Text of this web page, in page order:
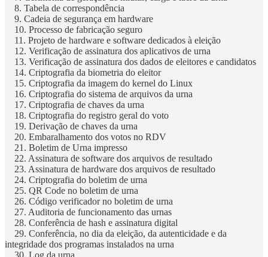
8. Tabela de correspondência
9. Cadeia de segurança em hardware
10. Processo de fabricação seguro
11. Projeto de hardware e software dedicados à eleição
12. Verificação de assinatura dos aplicativos de urna
13. Verificação de assinatura dos dados de eleitores e candidatos
14. Criptografia da biometria do eleitor
15. Criptografia da imagem do kernel do Linux
16. Criptografia do sistema de arquivos da urna
17. Criptografia de chaves da urna
18. Criptografia do registro geral do voto
19. Derivação de chaves da urna
20. Embaralhamento dos votos no RDV
21. Boletim de Urna impresso
22. Assinatura de software dos arquivos de resultado
23. Assinatura de hardware dos arquivos de resultado
24. Criptografia do boletim de urna
25. QR Code no boletim de urna
26. Código verificador no boletim de urna
27. Auditoria de funcionamento das urnas
28. Conferência de hash e assinatura digital
29. Conferência, no dia da eleição, da autenticidade e da
integridade dos programas instalados na urna
30. Log da urna